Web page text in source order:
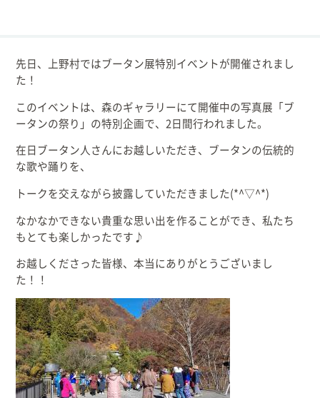
暮らし/手続き
健康/医療/福祉
出産/子育て
事業者向け
防災情報
村役場窓口案内
先日、上野村ではブータン展特別イベントが開催されまし
た！
このイベントは、森のギャラリーにて開催中の写真展「ブ
ータンの祭り」の特別企画で、2日間行われました。
在日ブータン人さんにお越しいただき、ブータンの伝統的
な歌や踊りを、
トークを交えながら披露していただきました(*^▽^*)
なかなかできない貴重な思い出を作ることができ、私たち
もとても楽しかったです♪
お越しくださった皆様、本当にありがとうございまし
た！！